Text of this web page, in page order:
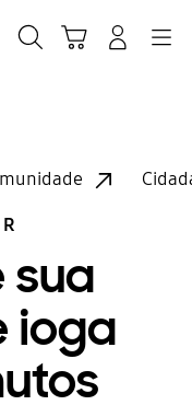
sua
ioga